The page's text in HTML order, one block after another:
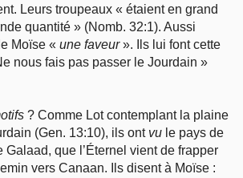
Leurs troupeaux « étaient en grand
quantité » (Nomb. 32:1). Aussi
Moïse « une faveur». Ils lui font cette
nous fais pas passer le Jourdain »
? Comme Lot contemplant la plaine
(Gen. 13:10), ils ont vu le pays de
Galaad, que l’Éternel vient de frapper
vers Canaan. Ils disent à Moïse :